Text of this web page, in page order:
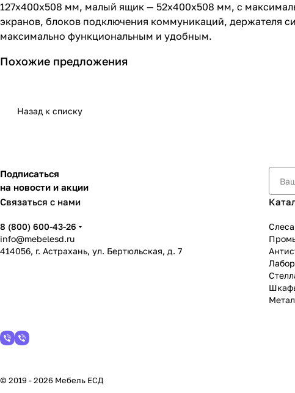
127х400х508 мм, малый ящик — 52х400х508 мм, с
экранов, блоков подключения коммуникаций, держателя
максимально функциональным и удобным.
Похожие предложения
Назад к списку
Подписаться
на новости и акции
Связаться с нами
8 (800) 600-43-26
info@mebelesd.ru
414056, г. Астрахань, ул. Бертюльская, д. 7
© 2019 - 2026 Мебель ЕСД